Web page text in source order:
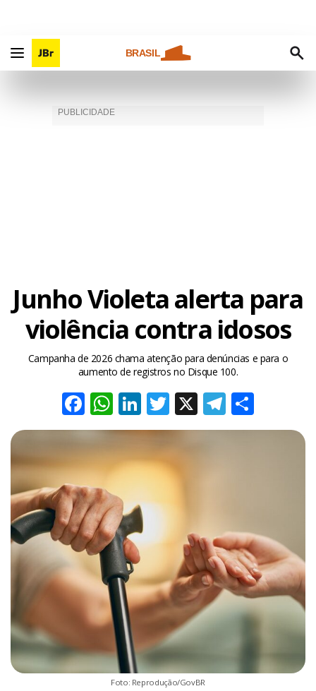
BRASIL
Junho Violeta alerta para
violência contra idosos
Campanha de 2026 chama atenção para denúncias e para o
aumento de registros no Disque 100.
Facebook
WhatsApp
LinkedIn
Twitter
X
Foto: Reprodução/GovBR